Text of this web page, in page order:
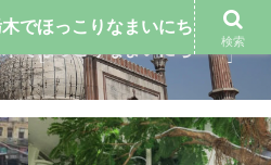
でほっこりなまいにち
検索